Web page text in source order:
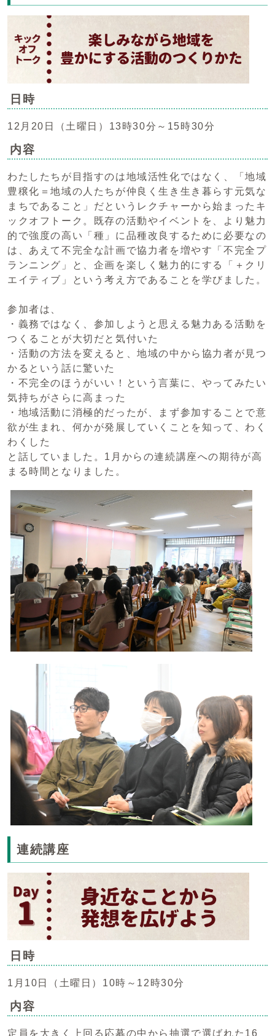
日時
12月20日（土曜日）13時30分～15時30分
内容
わたしたちが目指すのは地域活性化ではなく、「地域
豊穣化＝地域の人たちが仲良く生き生き暮らす元気な
まちであること」だというレクチャーから始まったキ
ックオフトーク。既存の活動やイベントを、より魅力
的で強度の高い「種」に品種改良するために必要なの
は、あえて不完全な計画で協力者を増やす「不完全プ
ランニング」と、企画を楽しく魅力的にする「＋クリ
エイティブ」という考え方であることを学びました。
参加者は、
・義務ではなく、参加しようと思える魅力ある活動を
つくることが大切だと気付いた
・活動の方法を変えると、地域の中から協力者が見つ
かるという話に驚いた
・不完全のほうがいい！という言葉に、やってみたい
気持ちがさらに高まった
・地域活動に消極的だったが、まず参加することで意
欲が生まれ、何かが発展していくことを知って、わく
わくした
と話していました。1月からの連続講座への期待が高
まる時間となりました。
連続講座
日時
1月10日（土曜日）10時～12時30分
内容
定員を大きく上回る応募の中から抽選で選ばれた16